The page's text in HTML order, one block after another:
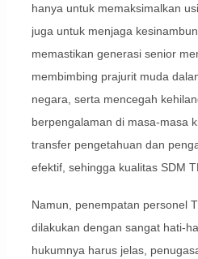
hanya untuk memaksimalkan
juga untuk menjaga
memastikan generasi senior
membimbing prajurit muda
negara, serta mencegah
berpengalaman di masa-masa
transfer pengetahuan dan
efektif, sehingga kualitas SDM
Namun, penempatan personel
dilakukan dengan sangat hati-
hukumnya harus jelas,